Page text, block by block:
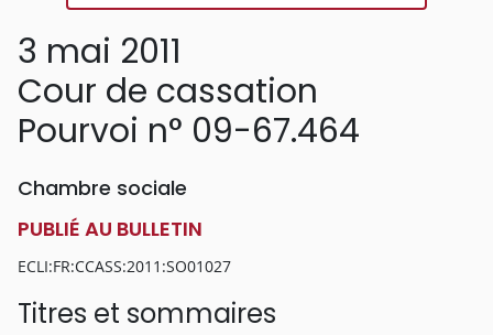
3 mai 2011
Cour de cassation
Pourvoi n° 09-67.464
Chambre sociale
PUBLIÉ AU BULLETIN
ECLI:FR:CCASS:2011:SO01027
Titres et sommaires